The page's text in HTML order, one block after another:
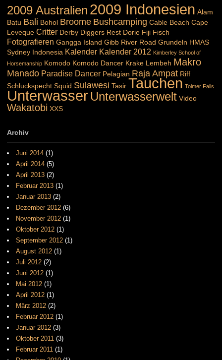
2009 Australien 2009 Indonesien Alam
Batu Bali Bohol Broome Bushcamping Cable Beach Cape
Leveque Critter Derby Diggers Rest Dorie Fiji Fisch
Fotografieren Gangga Island Gibb River Road Grundeln HMAS
Sydney Indonesia Kalender Kalender 2012 Kimberley School of
Horsemanship Komodo Komodo Dancer Krake Lembeh Makro
Manado Paradise Dancer Pelagian Raja Ampat Riff
Schluckspecht Squid Sulawesi Tasir Tauchen Tolmer Falls
UnterwasserUnterwasserwelt Video
Wakatobi XXS
Archiv
Juni 2014 (1)
April 2014 (5)
April 2013 (2)
Februar 2013 (1)
Januar 2013 (2)
Dezember 2012 (6)
November 2012 (1)
Oktober 2012 (1)
September 2012 (1)
August 2012 (1)
Juli 2012 (2)
Juni 2012 (1)
Mai 2012 (1)
April 2012 (1)
März 2012 (2)
Februar 2012 (1)
Januar 2012 (3)
Oktober 2011 (3)
Februar 2011 (1)